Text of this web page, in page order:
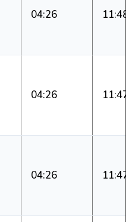
04:26 11:48
04:26 11:47
04:26 11:47